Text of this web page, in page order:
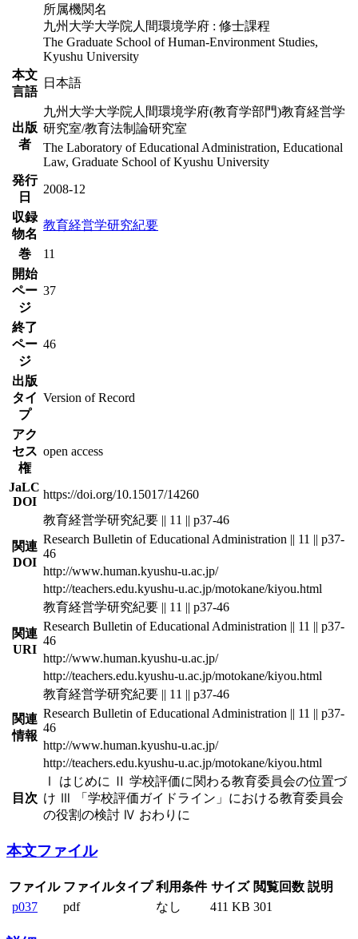
所属機関名
九州大学大学院人間環境学府 : 修士課程
The Graduate School of Human-Environment Studies,
Kyushu University
本文
言語
日本語
出版
者
九州大学大学院人間環境学府(教育学部門)教育経営学
研究室/教育法制論研究室
The Laboratory of Educational Administration, Educational
Law, Graduate School of Kyushu University
発行
日
2008-12
収録
物名
教育経営学研究紀要
巻
11
開始
ペー
ジ
37
終了
ペー
ジ
46
出版
タイ
プ
Version of Record
アク
セス
権
open access
JaLC
DOI
https://doi.org/10.15017/14260
関連
DOI
教育経営学研究紀要 || 11 || p37-46
Research Bulletin of Educational Administration || 11 || p37-
46
http://www.human.kyushu-u.ac.jp/
http://teachers.edu.kyushu-u.ac.jp/motokane/kiyou.html
関連
URI
教育経営学研究紀要 || 11 || p37-46
Research Bulletin of Educational Administration || 11 || p37-
46
http://www.human.kyushu-u.ac.jp/
http://teachers.edu.kyushu-u.ac.jp/motokane/kiyou.html
関連
情報
教育経営学研究紀要 || 11 || p37-46
Research Bulletin of Educational Administration || 11 || p37-
46
http://www.human.kyushu-u.ac.jp/
http://teachers.edu.kyushu-u.ac.jp/motokane/kiyou.html
目次
Ⅰ はじめに Ⅱ 学校評価に関わる教育委員会の位置づ
け Ⅲ 「学校評価ガイドライン」における教育委員会
の役割の検討 Ⅳ おわりに
本文ファイル
ファイル ファイルタイプ 利用条件 サイズ 閲覧回数 説明
p037
pdf なし 411 KB 301